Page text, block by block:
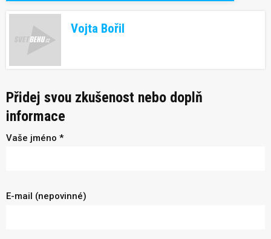
Vojta Bořil
Přidej svou zkušenost nebo doplň
informace
Vaše jméno *
E-mail (nepovinné)